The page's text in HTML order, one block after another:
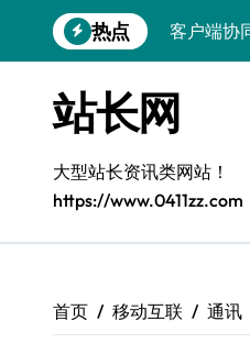
到
热点
容器化部
容器部署
容器部署
破局之道
VR创业
站长网
大型站长资讯类网站！
https://www.0411zz.com
首页 移动互联 通讯